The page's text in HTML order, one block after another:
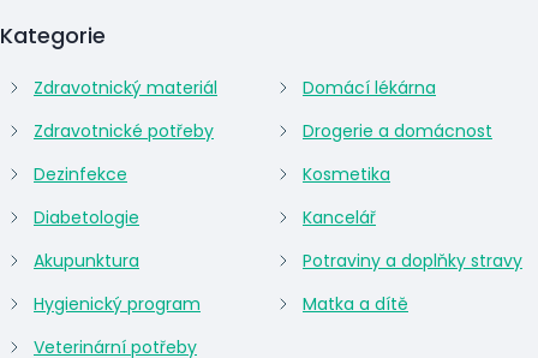
Kategorie
Zdravotnický materiál
Zdravotnické potřeby
Dezinfekce
Diabetologie
Akupunktura
Hygienický program
Veterinární potřeby
Domácí lékárna
Drogerie a domácnost
Kosmetika
Kancelář
Potraviny a doplňky stravy
Matka a dítě